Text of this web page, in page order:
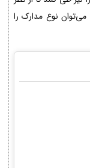
نوع مدارک را